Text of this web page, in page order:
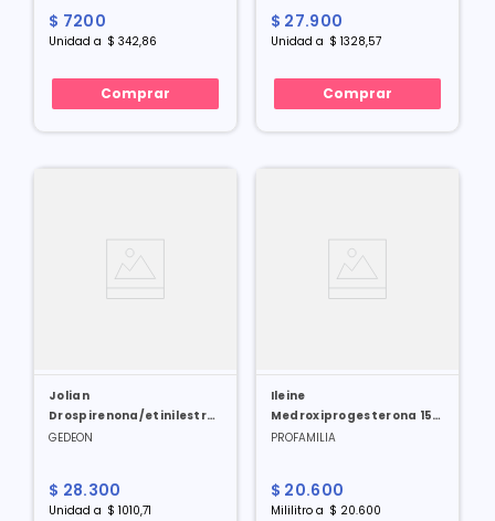
$ 7200
Unidad a $ 342,86
Comprar
$ 27.900
Unidad a $ 1328,57
Comprar
Jolian
Drospirenona/etinilestradiol
3mg/0.02mg X 28 Tabl
GEDEON
$ 28.300
Unidad a $ 1010,71
Ileine
Medroxiprogesterona 150
Mg X 1 Vial X 1 Ml
PROFAMILIA
$ 20.600
Mililitroa $ 20.600